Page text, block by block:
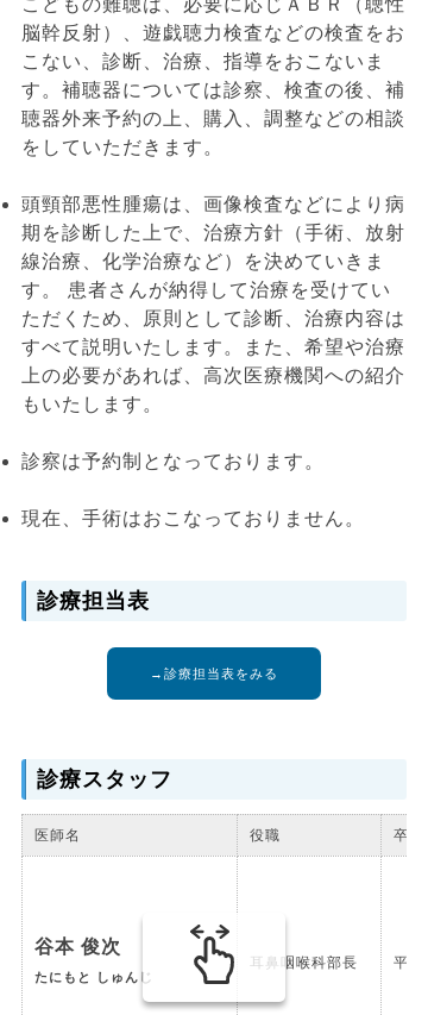
こどもの難聴は、必要に応じＡＢＲ（聴性
脳幹反射）、遊戯聴力検査などの検査をお
こない、診断、治療、指導をおこないま
す。補聴器については診察、検査の後、補
聴器外来予約の上、購入、調整などの相談
をしていただきます。
頭頸部悪性腫瘍は、画像検査などにより病
期を診断した上で、治療方針（手術、放射
線治療、化学治療など）を決めていきま
す。 患者さんが納得して治療を受けてい
ただくため、原則として診断、治療内容は
すべて説明いたします。また、希望や治療
上の必要があれば、高次医療機関への紹介
もいたします。
診察は予約制となっております。
現在、手術はおこなっておりません。
診療担当表
→診療担当表をみる
診療スタッフ
医師名 役職 卒年
谷本 俊次
たにもと しゅんじ
耳鼻咽喉科部長 平成